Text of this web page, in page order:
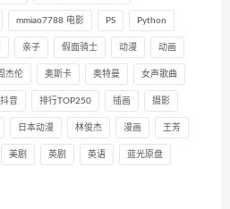
mmiao7788 电影 PS Python
亲子 假面骑士 动漫 动画
杰伦 奥斯卡 奥特曼 女声歌曲
抖音 排行TOP250 插画 摄影
日本动漫 林俊杰 漫画 王芳
美剧 英剧 英语 蓝光原盘